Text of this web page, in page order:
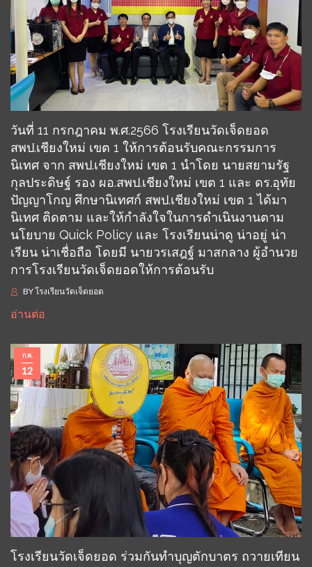
วันที่ 11 กรกฎาคม พ.ศ.2566 โรงเรียนวัดเจ็ดยอด
สพป.เชียงใหม่ เขต 1 ให้การต้อนรับคณะกรรมการ
นิเทศ จาก สพป.เชียงใหม่ เขต 1 นำโดย นายสยามรัฐ
กุลประดิษฐ์ รอง ผอ.สพป.เชียงใหม่ เขต 1 และ ดร.อุทัย
ปัญญาโกญ ศึกษานิเทศก์ สพป.เชียงใหม่ เขต 1 ได้มา
นิเทศ ติดตาม และให้กำลังใจในการดำเนินงานตาม
นโยบาย Quick Policy และ โรงเรียนน่าดู น่าอยู่ น่า
เรียน น่าเชื่อถือ โดยมี นายวรเสฎฐ์ มาสกลาง ผู้อำนวย
การโรงเรียนวัดเจ็ดยอดให้การต้อนรับ
BYโรงเรียนวัดเจ็ดยอด
อ่านต่อ
ก.ค.
12
โรงเรียนวัดเจ็ดยอด ร่วมกันทำบุญตักบาตร ถวายเทียน